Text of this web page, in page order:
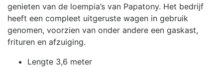
genieten van de loempia’s van Papatony. Het bedrijf
heeft een compleet uitgeruste wagen in gebruik
genomen, voorzien van onder andere een gaskast,
frituren en afzuiging.
Lengte 3,6 meter